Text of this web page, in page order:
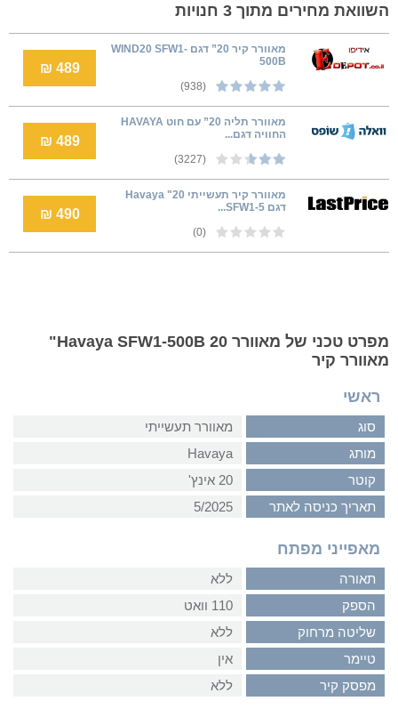
השוואת מחירים מתוך 3 חנויות
מאוורר קיר 20” דגם WIND20 SFW1-
500B
(938)
489 ₪
מאוורר תליה 20” עם חוט HAVAYA
החוויה דגם...
(3227)
489 ₪
מאוורר קיר תעשייתי 20" Havaya
דגם SFW1-5...
(0)
490 ₪
מפרט טכני של מאוורר Havaya SFW1-500B 20"
מאוורר קיר
ראשי
סוג
מאוורר תעשייתי
מותג
Havaya
קוטר
20 אינץ'
תאריך כניסה לאתר
5/2025
מאפייני מפתח
תאורה
ללא
הספק
110 וואט
שליטה מרחוק
ללא
טיימר
אין
מפסק קיר
ללא